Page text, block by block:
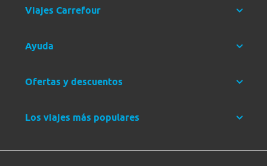
Viajes Carrefour
Ayuda
Ofertas y descuentos
Los viajes más populares